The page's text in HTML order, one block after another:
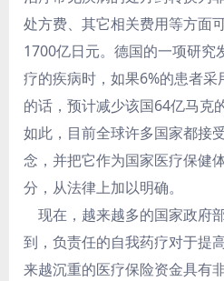
处方费、其它相关费用等方面
1700亿日元。德国的一项研究
疗的疾病时，如果6%的患者
的话，预计减少该国64亿马克
如此，目前全球许多国家都接
念，并把它作为国家医疗保健
分，从法律上加以明确。
现在，越来越多的国家政府
到，负责任的自我药疗对于提
来越沉重的医疗保险资金具有